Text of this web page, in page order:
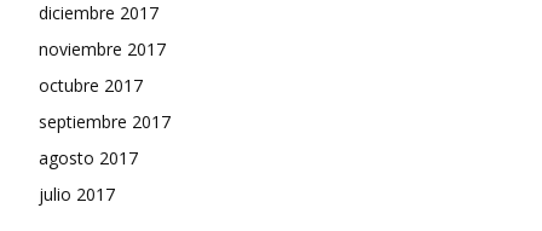
diciembre 2017
noviembre 2017
octubre 2017
septiembre 2017
agosto 2017
julio 2017